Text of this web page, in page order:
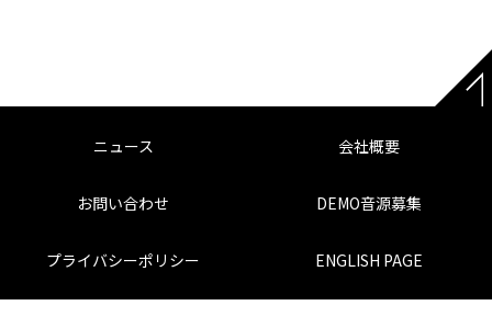
ニュース 会社概要
お問い合わせ DEMO音源募集
プライバシーポリシー ENGLISH PAGE